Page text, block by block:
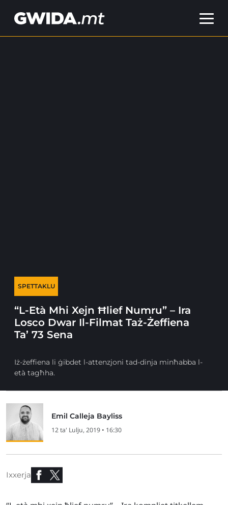
SPETTAKLU
“L-Età Mhi Xejn Ħlief Numru” – Ira
Losco Dwar Il-Filmat Taż-Żeffiena
Ta’ 73 Sena
Iż-żeffiena li ġibdet l-attenzjoni tad-dinja minħabba l-
età tagħha.
Emil Calleja Bayliss
12 ta' Lulju, 2019 • 16:30
Ixxerja